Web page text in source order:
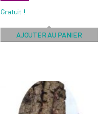
Gratuit !
AJOUTER AU PANIER